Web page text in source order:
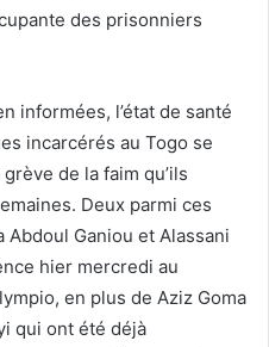
des prisonniers
informées, l’état de santé
incarcérés au Togo se
de la faim qu’ils
Deux parmi ces
Abdoul Ganiou et Alassani
hier mercredi au
en plus de Aziz Goma
qui ont été déjà